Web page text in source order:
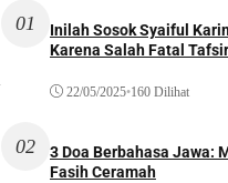
01
Inilah Sosok Syaiful
Karena Salah Fatal
22/05/2025•160 Dilihat
02
3 Doa Berbahasa Jawa:
Fasih Ceramah